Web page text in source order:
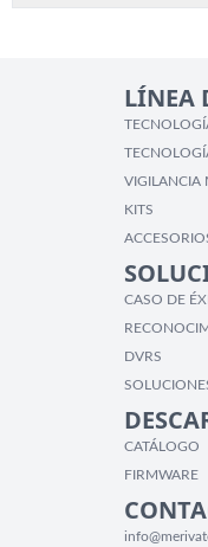
LÍNEA
VIGILANCIA
KITS
CASO DE
DVRS
CATÁLOGO
FIRMWARE